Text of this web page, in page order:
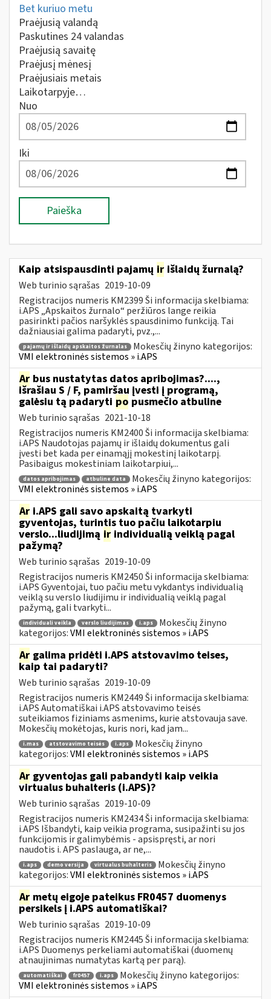
Bet kuriuo metu
Praėjusią valandą
Paskutines 24 valandas
Praėjusią savaitę
Praėjusį mėnesį
Praėjusiais metais
Laikotarpyje…
Nuo
Iki
Paieška
Kaip atsispausdinti pajamų ir išlaidų žurnalą?
Web turinio sąrašas 2019-10-09
Registracijos numeris KM2399 Ši informacija skelbiama:
i.APS „Apskaitos žurnalo“ peržiūros lange reikia
pasirinkti pačios naršyklės spausdinimo funkciją. Tai
dažniausiai galima padaryti, pvz.,...
pajamų ir išlaidų apskaitos žurnalas
Mokesčių žinyno kategorijos:
VMI elektroninės sistemos » i.APS
Ar bus nustatytas datos apribojimas?....,
išrašiau S / F, pamiršau įvesti į programą,
galėsiu tą padaryti po pusmečio atbuline
Web turinio sąrašas 2021-10-18
Registracijos numeris KM2400 Ši informacija skelbiama:
i.APS Naudotojas pajamų ir išlaidų dokumentus gali
įvesti bet kada per einamąjį mokestinį laikotarpį.
Pasibaigus mokestiniam laikotarpiui,...
datos apribojimas atbuline data
Mokesčių žinyno kategorijos:
VMI elektroninės sistemos » i.APS
Ar i.APS gali savo apskaitą tvarkyti
gyventojas, turintis tuo pačiu laikotarpiu
verslo...liudijimą ir individualią veiklą pagal
pažymą?
Web turinio sąrašas 2019-10-09
Registracijos numeris KM2450 Ši informacija skelbiama:
i.APS Gyventojai, tuo pačiu metu vykdantys individualią
veiklą su verslo liudijimu ir individualią veiklą pagal
pažymą, gali tvarkyti...
individuali veikla verslo liudijimas i.aps
Mokesčių žinyno
kategorijos:VMI elektroninės sistemos » i.APS
Ar galima pridėti i.APS atstovavimo teises,
kaip tai padaryti?
Web turinio sąrašas 2019-10-09
Registracijos numeris KM2449 Ši informacija skelbiama:
i.APS Automatiškai i.APS atstovavimo teisės
suteikiamos fiziniams asmenims, kurie atstovauja save.
Mokesčių mokėtojas, kuris nori, kad jam...
i.mas atstovavimo teisės i.aps
Mokesčių žinyno
kategorijos:VMI elektroninės sistemos » i.APS
Ar gyventojas gali pabandyti kaip veikia
virtualus buhalteris (i.APS)?
Web turinio sąrašas 2019-10-09
Registracijos numeris KM2434 Ši informacija skelbiama:
i.APS Išbandyti, kaip veikia programa, susipažinti su jos
funkcijomis ir galimybėmis - apsispręsti, ar nori
naudotis i. APS paslauga, ar ne,...
i.aps demo versija virtualus buhalteris
Mokesčių žinyno
kategorijos:VMI elektroninės sistemos » i.APS
Ar metų eigoje pateikus FR0457 duomenys
persikels į i.APS automatiškai?
Web turinio sąrašas 2019-10-09
Registracijos numeris KM2445 Ši informacija skelbiama:
i.APS Duomenys perkeliami automatiškai (duomenų
atnaujinimas numatytas kartą per parą).
automatiškai fr0457 i.aps
Mokesčių žinyno kategorijos:
VMI elektroninės sistemos » i.APS